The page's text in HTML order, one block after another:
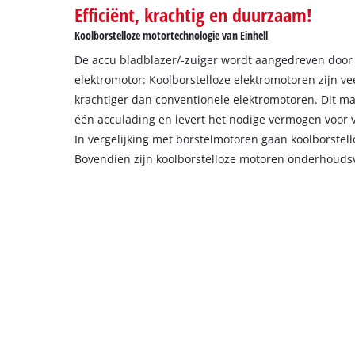
the
site
with
their
CMP
add
this
content
to
Efficiënt, krachtig en duurzaam!
Koolborstelloze motortechnologie van Einhell
De accu bladblazer/-zuiger wordt aangedreven
elektromotor: Koolborstelloze elektromotoren zijn
krachtiger dan conventionele elektromotoren. Dit
één acculading en levert het nodige vermogen voor
In vergelijking met borstelmotoren gaan
Bovendien zijn koolborstelloze motoren